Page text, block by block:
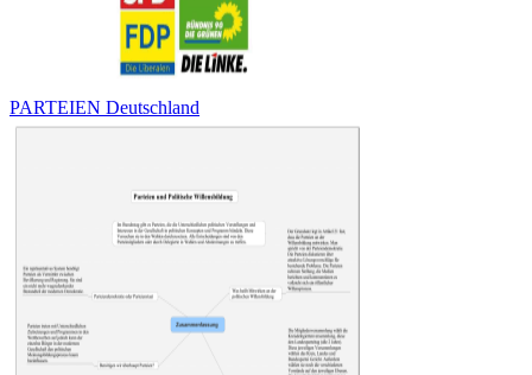
PARTEIEN Deutschland